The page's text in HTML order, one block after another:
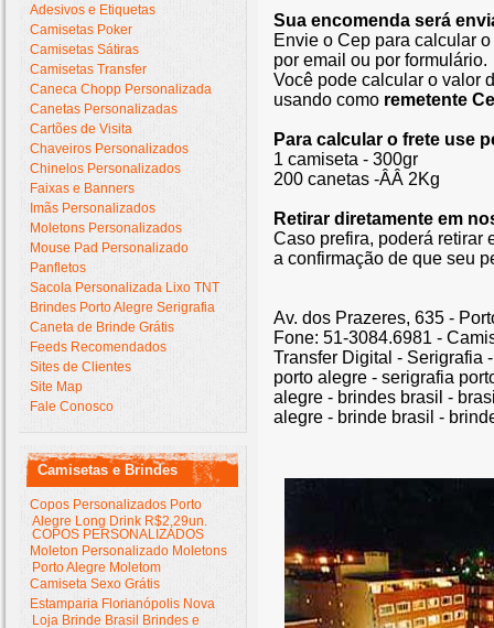
Adesivos e Etiquetas
Camisetas Poker
Camisetas Sátiras
Camisetas Transfer
Caneca Chopp Personalizada
Canetas Personalizadas
Cartões de Visita
Chaveiros Personalizados
Chinelos Personalizados
Faixas e Banners
Imãs Personalizados
Moletons Personalizados
Mouse Pad Personalizado
Panfletos
Sacola Personalizada Lixo TNT
Brindes Porto Alegre Serigrafia
Caneta de Brinde Grátis
Feeds Recomendados
Sites de Clientes
Site Map
Fale Conosco
Camisetas e Brindes
Copos Personalizados Porto
Alegre Long Drink R$2,29un.
COPOS PERSONALIZADOS
Moleton Personalizado Moletons
Porto Alegre Moletom
Camiseta Sexo Grátis
Estamparia Florianópolis Nova
Loja Brinde Brasil Brindes e
Sua encomenda será
Envie o Cep para calcular
por email ou por formulário.
Você pode calcular o valor
usando como remetente
Para calcular o frete use
1 camiseta - 300gr
200 canetas -ÂÂ 2Kg
Retirar diretamente em
Caso prefira, poderá retirar
a confirmação de que seu
Av. dos Prazeres, 635 -
Fone: 51-3084.6981 -
Transfer Digital - Serigrafia
porto alegre - serigrafia
alegre - brindes brasil -
alegre - brinde brasil -